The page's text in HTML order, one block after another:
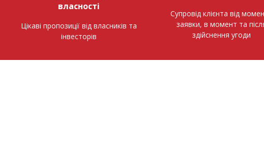
власності
Цікаві пропозиції від власників та
інвесторів
Супровід клієнта від
заявки, в момент та
здійснення угоди